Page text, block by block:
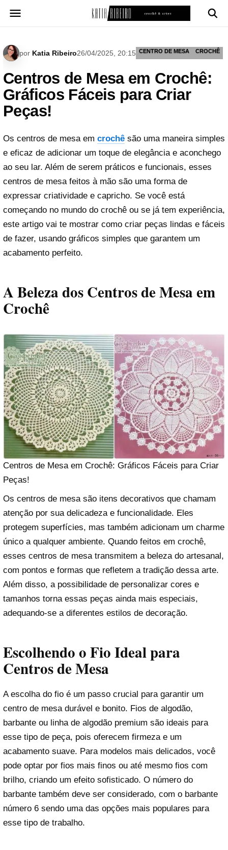
para
por Katia Ribeiro26/04/2025, 20:15 CENTRO DE MESA CROCHÊ
Centros de Mesa em Crochê:
Gráficos Fáceis para Criar
Peças!
Os centros de mesa em crochê são uma maneira simples
e eficaz de adicionar um toque de elegância e aconchego
ao seu lar. Além de serem práticos e funcionais, esses
centros de mesa feitos à mão são uma forma de
expressar criatividade e capricho. Se você está
começando no mundo do crochê ou se já tem experiência,
este artigo vai te mostrar como criar peças lindas e fáceis
de fazer, usando gráficos simples que garantem um
acabamento perfeito.
A Beleza dos Centros de Mesa em
Crochê
Centros de Mesa em Crochê: Gráficos Fáceis para Criar
Peças!
Os centros de mesa são itens decorativos que chamam
atenção por sua delicadeza e funcionalidade. Eles
protegem superfícies, mas também adicionam um charme
único a qualquer ambiente. Quando feitos em crochê,
esses centros de mesa transmitem a beleza do artesanal,
com pontos e formas que refletem a tradição dessa arte.
Além disso, a possibilidade de personalizar cores e
tamanhos torna essas peças ainda mais especiais,
adequando-se a diferentes estilos de decoração.
Escolhendo o Fio Ideal para
Centros de Mesa
A escolha do fio é um passo crucial para garantir um
centro de mesa durável e bonito. Fios de algodão,
barbante ou linha de algodão premium são ideais para
esse tipo de peça, pois oferecem firmeza e um
acabamento suave. Para modelos mais delicados, você
pode optar por fios mais finos ou até mesmo fios com
brilho, criando um efeito sofisticado. O número do
barbante também deve ser considerado, com o barbante
número 6 sendo uma das opções mais populares para
esse tipo de trabalho.